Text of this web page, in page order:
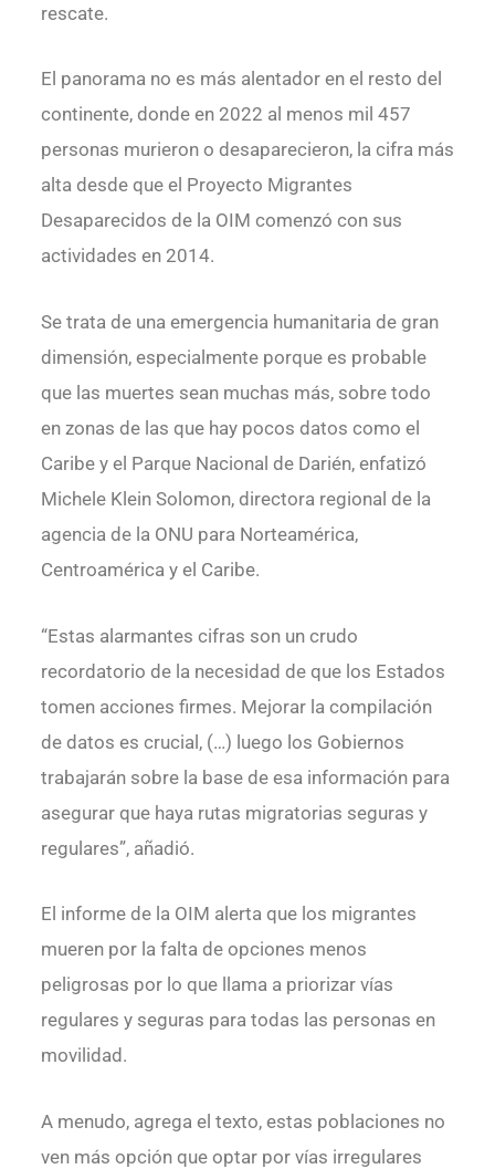
rescate.
El panorama no es más alentador en el resto del
continente, donde en 2022 al menos mil 457
personas murieron o desaparecieron, la cifra más
alta desde que el Proyecto Migrantes
Desaparecidos de la OIM comenzó con sus
actividades en 2014.
Se trata de una emergencia humanitaria de gran
dimensión, especial­mente porque es probable
que las muertes sean muchas más, sobre todo
en zonas de las que hay pocos datos como el
Caribe y el Parque Nacional de Darién, enfatizó
Michele Klein Solomon, directora regional de la
agencia de la ONU para Norteamérica,
Centroamérica y el Caribe.
“Estas alarmantes cifras son un crudo
recordatorio de la necesidad de que los Estados
tomen acciones firmes. Mejorar la compilación
de datos es crucial, (…) luego los Gobiernos
trabajarán sobre la base de esa información para
asegurar que haya rutas migratorias seguras y
regulares”, añadió.
El informe de la OIM alerta que los migrantes
mueren por la falta de opciones menos
peligrosas por lo que llama a priorizar vías
regulares y seguras para todas las personas en
movilidad.
A menudo, agrega el texto, estas poblaciones no
ven más opción que optar por vías irregulares